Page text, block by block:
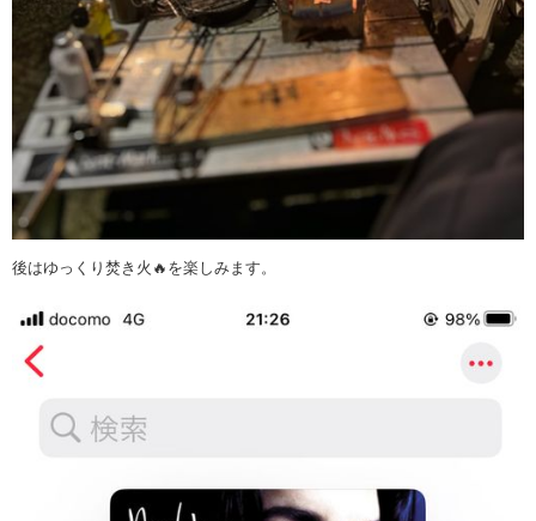
後はゆっくり焚き火🔥を楽しみます。